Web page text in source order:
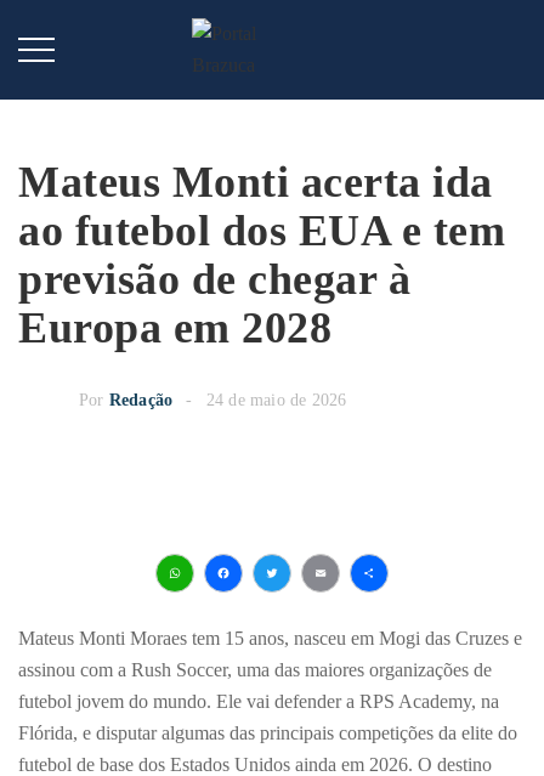
Mateus Monti acerta ida
ao futebol dos EUA e tem
previsão de chegar à
Europa em 2028
Por Redação 24 de maio de 2026
Mateus Monti Moraes tem 15 anos, nasceu em Mogi das Cruzes e
assinou com a Rush Soccer, uma das maiores organizações de
futebol jovem do mundo. Ele vai defender a RPS Academy, na
Flórida, e disputar algumas das principais competições da elite do
futebol de base dos Estados Unidos ainda em 2026. O destino